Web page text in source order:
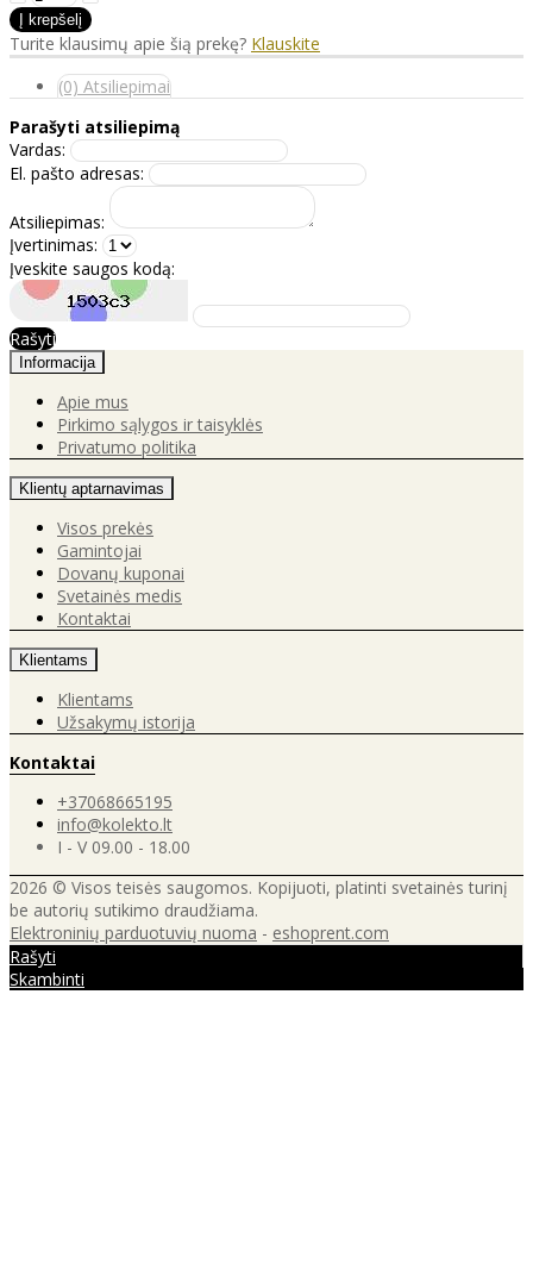
Turite klausimų apie šią prekę? Klauskite
(0) Atsiliepimai
Parašyti atsiliepimą
Vardas:
El. pašto adresas:
Atsiliepimas:
Įvertinimas:
Įveskite saugos kodą:
Rašyti
Informacija
Apie mus
Pirkimo sąlygos ir taisyklės
Privatumo politika
Klientų aptarnavimas
Visos prekės
Gamintojai
Dovanų kuponai
Svetainės medis
Kontaktai
Klientams
Klientams
Užsakymų istorija
Kontaktai
+37068665195
info@kolekto.lt
I - V 09.00 - 18.00
2026 © Visos teisės saugomos. Kopijuoti, platinti svetainės turinį
be autorių sutikimo draudžiama.
Elektroninių parduotuvių nuoma - eshoprent.com
Rašyti
Skambinti